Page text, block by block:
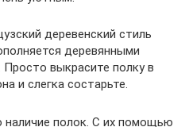
деревенский стиль
деревянными
Просто выкрасите полку в
и слегка состарьте.
полок. С их помощью